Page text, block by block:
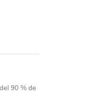
90 % de